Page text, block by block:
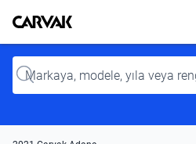
Kavak
Input